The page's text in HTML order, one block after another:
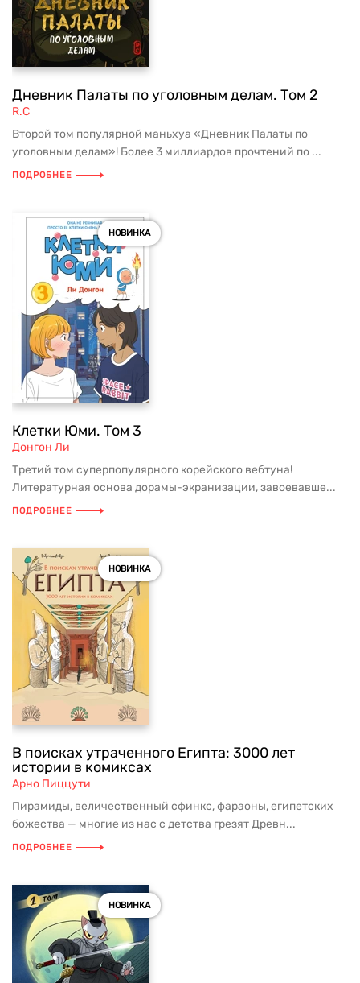
Дневник Палаты по уголовным делам. Том 2
R.C
Второй том популярной маньхуа «Дневник Палаты по
уголовным делам»! Более 3 миллиардов прочтений по ...
ПОДРОБНЕЕ
НОВИНКА
Клетки Юми. Том 3
Донгон Ли
Третий том суперпопулярного корейского вебтуна!
Литературная основа дорамы-экранизации, завоевавше...
ПОДРОБНЕЕ
НОВИНКА
В поисках утраченного Египта: 3000 лет
истории в комиксах
Арно Пиццути
Пирамиды, величественный сфинкс, фараоны, египетских
божества — многие из нас с детства грезят Древн...
ПОДРОБНЕЕ
НОВИНКА